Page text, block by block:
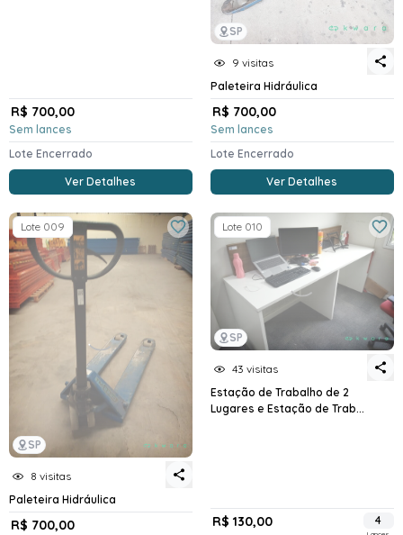
R$ 700,00
Sem lances
Lote Encerrado
Ver Detalhes
SP
9 visitas
Paleteira Hidráulica
R$ 700,00
Sem lances
Lote Encerrado
Ver Detalhes
SP
Lote 009
8 visitas
Paleteira Hidráulica
R$ 700,00
SP
Lote 010
43 visitas
Estação de Trabalho de 2
Lugares e Estação de Trab...
R$ 130,00 4